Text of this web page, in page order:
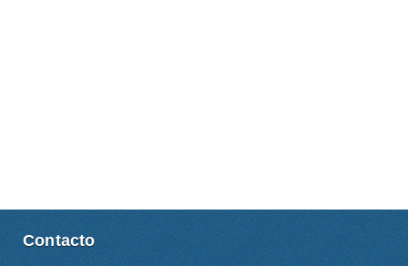
Contacto